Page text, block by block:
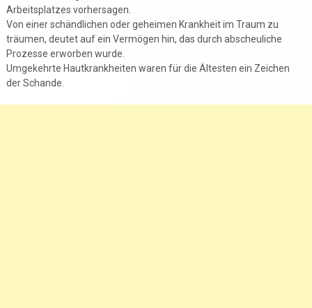
Arbeitsplatzes vorhersagen.
Von einer schändlichen oder geheimen Krankheit im Traum zu
träumen, deutet auf ein Vermögen hin, das durch abscheuliche
Prozesse erworben wurde.
Umgekehrte Hautkrankheiten waren für die Ältesten ein Zeichen
der Schande.